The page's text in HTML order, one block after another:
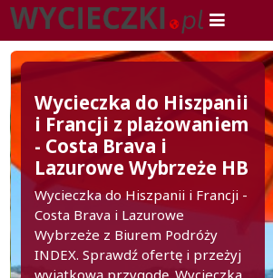
Wycieczka do Hiszpanii
i Francji z plażowaniem
- Costa Brava i
Lazurowe Wybrzeże HB
Wycieczka do Hiszpanii i Francji -
Costa Brava i Lazurowe
Wybrzeże z Biurem Podróży
INDEX. Sprawdź ofertę i przeżyj
wyjątkową przygodę. Wycieczka